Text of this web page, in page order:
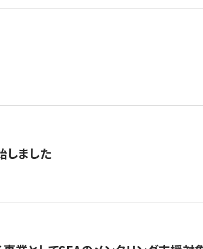
しました